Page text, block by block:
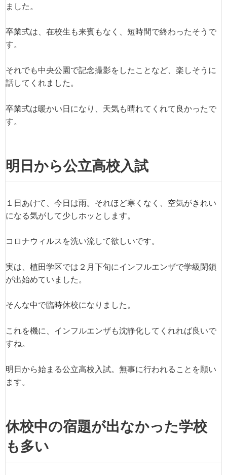
ました。
卒業式は、在校生も来賓もなく、短時間で終わったそうで
す。
それでも中央公園で記念撮影をしたことなど、楽しそうに
話してくれました。
卒業式は暖かい日になり、天気も晴れてくれて良かったで
す。
明日から公立高校入試
１日あけて、今日は雨。それほど寒くなく、空気がきれい
になる気がして少しホッとします。
コロナウィルスを洗い流して欲しいです。
実は、植田学区では２月下旬にインフルエンザで学級閉鎖
が出始めていました。
そんな中で臨時休校になりました。
これを機に、インフルエンザも沈静化してくれれば良いで
すね。
明日から始まる公立高校入試。無事に行われることを願い
ます。
休校中の宿題が出なかった学校
も多い